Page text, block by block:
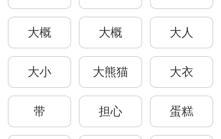
大概 大概 大人
大小 大熊猫 大衣
带 担心 蛋糕